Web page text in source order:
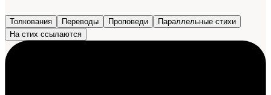
Толкования Переводы Проповеди
Параллельные стихи
На стих ссылаются